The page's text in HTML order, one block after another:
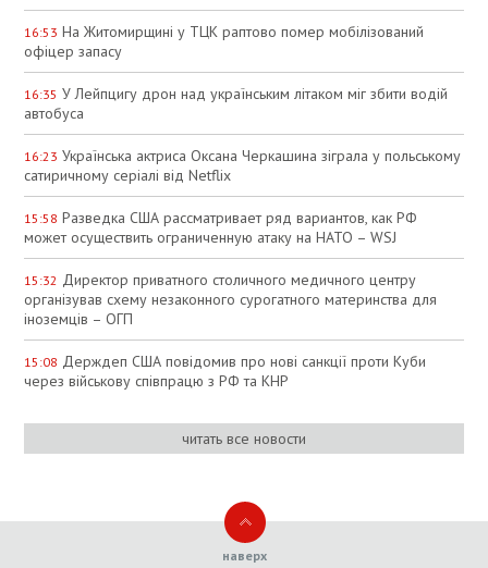
16:53 На Житомирщині у ТЦК раптово помер мобілізований
офіцер запасу
16:35 У Лейпцигу дрон над українським літаком міг збити водій
автобуса
16:23 Українська актриса Оксана Черкашина зіграла у польському
сатиричному серіалі від Netflix
15:58 Разведка США рассматривает ряд вариантов, как РФ
может осуществить ограниченную атаку на НАТО – WSJ
15:32 Директор приватного столичного медичного центру
організував схему незаконного сурогатного материнства для
іноземців – ОГП
15:08 Держдеп США повідомив про нові санкції проти Куби
через військову співпрацю з РФ та КНР
читать все новости
наверх